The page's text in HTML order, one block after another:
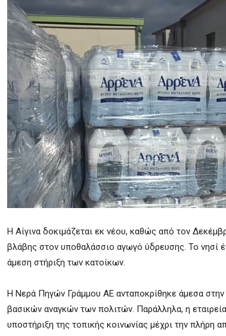
Η Αίγινα δοκιμάζεται εκ νέου, καθώς από τον
βλάβης στον υποθαλάσσιο αγωγό ύδρευσης. Το νησί
άμεση στήριξη των κατοίκων.
Η Νερά Πηγών Γράμμου ΑΕ ανταποκρίθηκε άμεσα
βασικών αναγκών των πολιτών. Παράλληλα, η
υποστήριξη της τοπικής κοινωνίας μέχρι την πλήρη